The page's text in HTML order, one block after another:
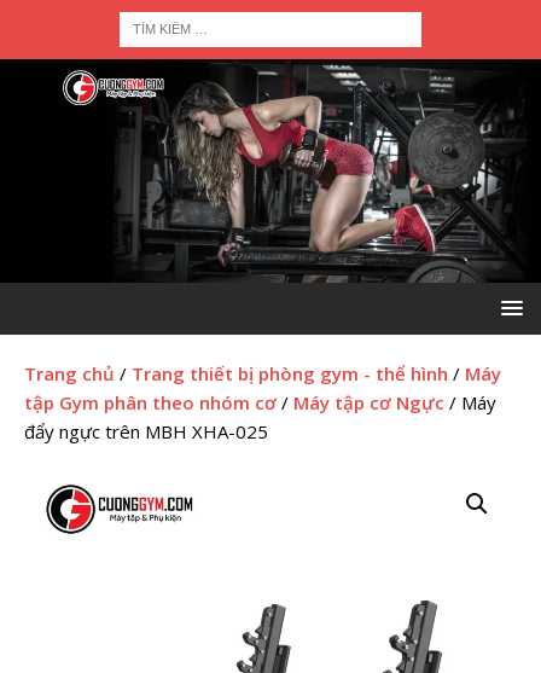
Trang chủ / Trang thiết bị phòng gym - thể hình / Máy
tập Gym phân theo nhóm cơ / Máy tập cơ Ngực / Máy
đẩy ngực trên MBH XHA-025